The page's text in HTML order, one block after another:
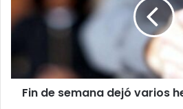
varios
heridos
José
Fin de semana dejó varios